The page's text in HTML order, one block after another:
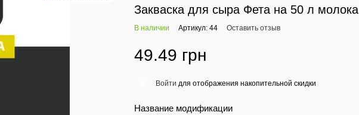
Закваска для сыра Фета на 50 л молока
В наличии Артикул: 44 Оставить отзыв
49.49 грн
Войти для отображения накопительной скидки
Название модификации